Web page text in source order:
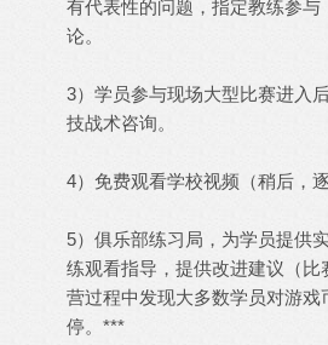
有代表性的问题，指定教练参
论。
3）学员参与现场大型比赛进入
技战术咨询。
4）免费观看学校视频（稍后，
5）俱乐部练习局，为学员提供
练观看指导，提供改进建议（
营过程中发现大多数学员对游
停。***